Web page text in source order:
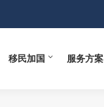
移民加国 服务方案